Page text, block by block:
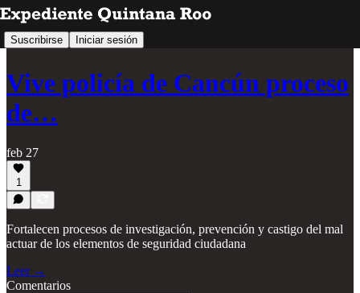
Suscribirse Iniciar sesión
Vive policía de Cancún proceso
de…
feb 27
1
Fortalecen procesos de investigación, prevención y castigo del mal
actuar de los elementos de seguridad ciudadana
Leer →
Comentarios